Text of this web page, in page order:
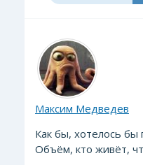
Максим Медведев
Как бы, хотелось
Объём, кто живёт,